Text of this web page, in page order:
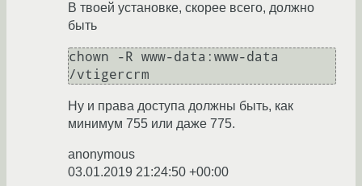
В твоей установке, скорее всего, должно
быть
chown -R www-data:www-data
Ну и права доступа должны быть, как
минимум 755 или даже 775.
anonymous
03.01.2019 21:24:50 +00:00